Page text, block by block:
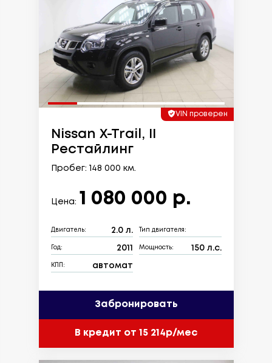
VIN проверен
Nissan X-Trail, II
Рестайлинг
Пробег: 148 000 км.
Цена: 1 080 000 р.
Двигатель: 2.0 л. Тип двигателя:
Год: 2011 Мощность: 150 л.с.
КПП: автомат
Забронировать
В кредит от 15 214р/мес